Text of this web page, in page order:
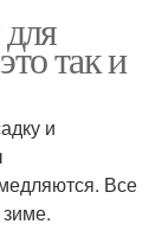
так и
и
Все